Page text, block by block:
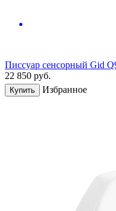
Писсуар сенсорный Gid
22 850 руб.
Купить Избранное